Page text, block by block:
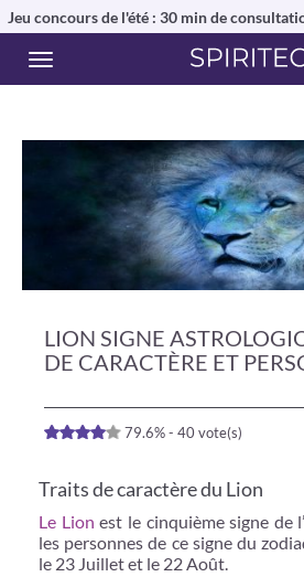
Jeu concours de l'été : 30 min de
LION SIGNE
DE CARACTÈRE ET
79.6% - 40 vote(s)
Traits de caractère du Lion
Le Lion est le cinquième signe de
les personnes de ce signe du
le 23 Juillet et le 22 Août.